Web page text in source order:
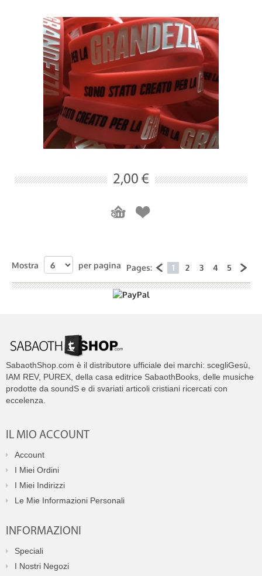
2,00 €
Pages: 1 2 3 4 5
Mostra per pagina
SabaothShop.com è il distributore ufficiale dei marchi: scegliGesù,
IAM REV, PUREX, della casa editrice SabaothBooks, delle musiche
prodotte da soundS e di svariati articoli cristiani ricercati con
eccelenza.
IL MIO ACCOUNT
Account
I Miei Ordini
I Miei Indirizzi
Le Mie Informazioni Personali
INFORMAZIONI
Speciali
I Nostri Negozi